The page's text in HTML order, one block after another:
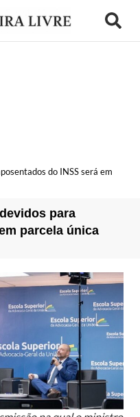
do INSS será em
para
parcela única